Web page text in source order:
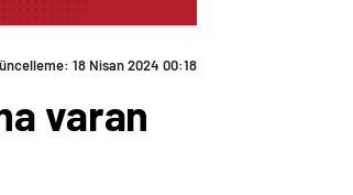
18 Nisan 2024 00:18
varan